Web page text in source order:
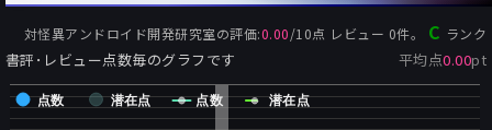
対怪異アンドロイド開発研究室の評価:0.00/10点 レビュー 0件。 C ランク
書評･レビュー点数毎のグラフです 平均点0.00pt
点数 潜在点 点数 潜在点